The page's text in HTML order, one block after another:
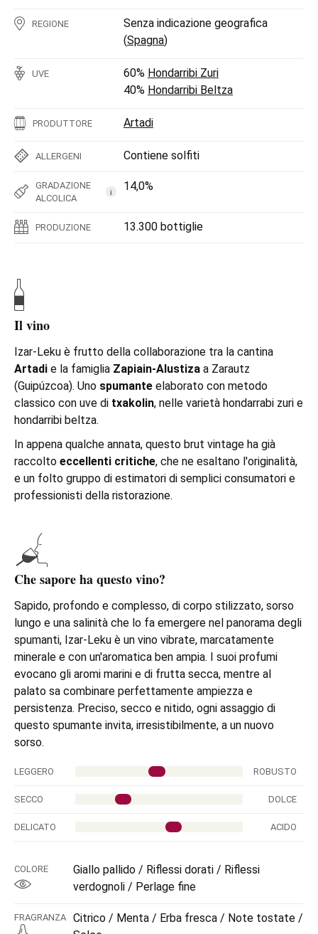
REGIONE
Senza indicazione geografica
(Spagna)
UVE 60% Hondarribi Zuri
40% Hondarribi Beltza
PRODUTTORE Artadi
ALLERGENI Contiene solfiti
GRADAZIONE
ALCOLICA
i 14,0%
PRODUZIONE 13.300 bottiglie
Il vino
Izar-Leku è frutto della collaborazione tra la cantina
Artadi e la famiglia Zapiain-Alustiza a Zarautz
(Guipúzcoa). Uno spumante elaborato con metodo
classico con uve di txakolin, nelle varietà hondarrabi zuri e
hondarribi beltza.
In appena qualche annata, questo brut vintage ha già
raccolto eccellenti critiche, che ne esaltano l'originalità,
e un folto gruppo di estimatori di semplici consumatori e
professionisti della ristorazione.
Che sapore ha questo vino?
Sapido, profondo e complesso, di corpo stilizzato, sorso
lungo e una salinità che lo fa emergere nel panorama degli
spumanti, Izar-Leku è un vino vibrate, marcatamente
minerale e con un'aromatica ben ampia. I suoi profumi
evocano gli aromi marini e di frutta secca, mentre al
palato sa combinare perfettamente ampiezza e
persistenza. Preciso, secco e nitido, ogni assaggio di
questo spumante invita, irresistibilmente, a un nuovo
sorso.
LEGGERO ROBUSTO
SECCO DOLCE
DELICATO ACIDO
COLORE
Giallo pallido / Riflessi dorati / Riflessi
verdognoli / Perlage fine
FRAGRANZA
Citrico / Menta / Erba fresca / Note tostate /